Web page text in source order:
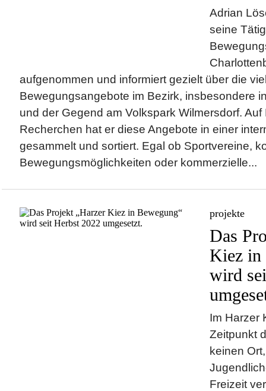
Adrian
seine
aufgenommen und informiert gezielt über die
Bewegungsangebote im Bezirk, insbesondere
und der Gegend am Volkspark Wilmersdorf.
Recherchen hat er diese Angebote in einer
gesammelt und sortiert. Egal ob Sportvereine,
Bewegungsmöglichkeiten oder kommerzielle...
projekte
Das
Kiez in
wird
Im Harzer
Zeitpunkt
keinen
Freizeit